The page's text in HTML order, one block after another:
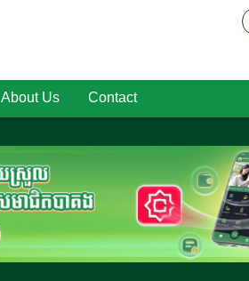
About Us Contact